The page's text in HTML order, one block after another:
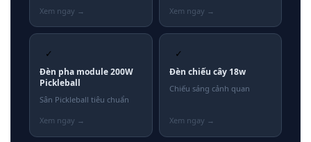
✓
Đèn pha module 200W
Pickleball
Sân Pickleball tiêu chuẩn
✓
Đèn chiếu cây 18w
Chiếu sáng cảnh quan